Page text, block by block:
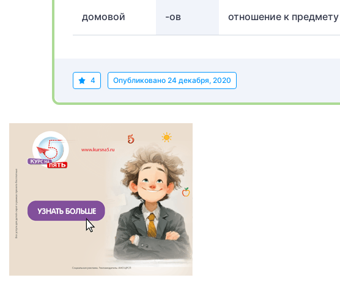
домовой -ов отношение к предмету
4 Опубликовано 24 декабря, 2020